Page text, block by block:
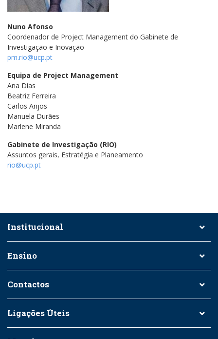
Nuno Afonso
Coordenador de Project Management do Gabinete de
Investigação e Inovação
pm.rio@ucp.pt
Equipa de Project Management
Ana Dias
Beatriz Ferreira
Carlos Anjos
Manuela Durães
Marlene Miranda
Gabinete de Investigação (RIO)
Assuntos gerais, Estratégia e Planeamento
rio@ucp.pt
Institucional
Ensino
Contactos
Ligações Úteis